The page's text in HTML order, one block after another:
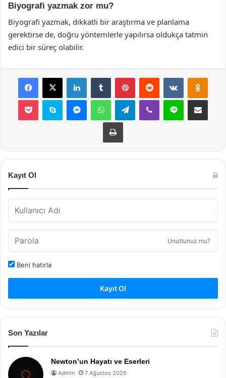
Biyografi yazmak zor mu?
Biyografi yazmak, dikkatli bir araştırma ve planlama
gerektirse de, doğru yöntemlerle yapılırsa oldukça tatmin
edici bir süreç olabilir.
Facebook
X LinkedInTumblr PinterestReddit VKontakte
Pocket Skype MessengerWhatsAppTelegramViber Line E-Posta ile
Yazdır
Kayıt Ol
Unuttunuz mu?
Beni hatırla
Kayıt Ol
Son Yazılar
Newton’un Hayatı ve Eserleri
Admin 7 Ağustos 2026